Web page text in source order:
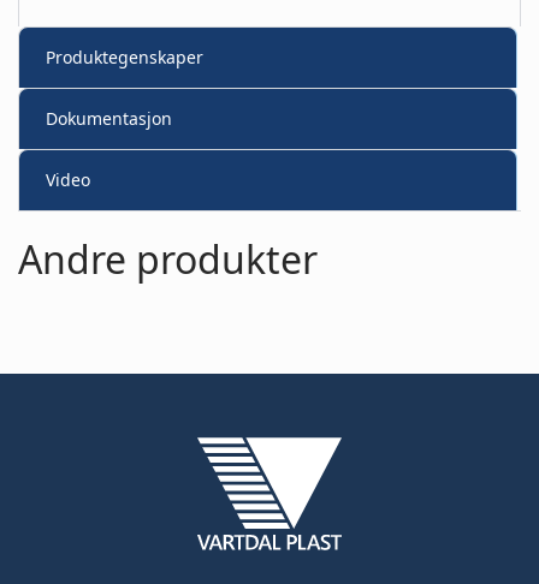
Produktegenskaper
Dokumentasjon
Video
Andre produkter